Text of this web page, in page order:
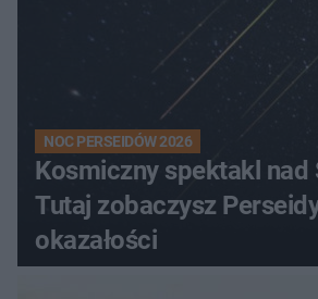
NOC PERSEIDÓW 2026
Kosmiczny spektakl nad
Tutaj zobaczysz
okazałości